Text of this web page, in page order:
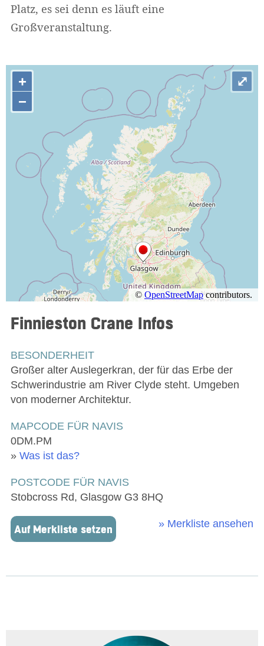
Platz, es sei denn es läuft eine
Großveranstaltung.
Finnieston Crane Infos
BESONDERHEIT
Großer alter Auslegerkran, der für das Erbe der
Schwerindustrie am River Clyde steht. Umgeben
von moderner Architektur.
MAPCODE FÜR NAVIS
0DM.PM
» Was ist das?
POSTCODE FÜR NAVIS
Stobcross Rd, Glasgow G3 8HQ
Auf Merkliste setzen
» Merkliste ansehen